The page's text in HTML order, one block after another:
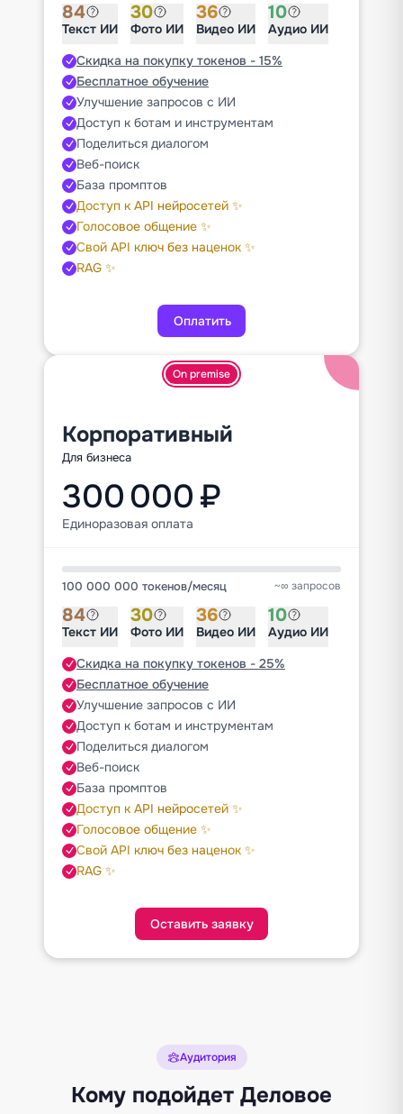
84
Текст ИИ
30
Фото ИИ
36
Видео ИИ
10
Аудио ИИ
Скидка на покупку токенов - 15%
Бесплатное обучение
Улучшение запросов с ИИ
Доступ к ботам и инструментам
Поделиться диалогом
Веб-поиск
База промптов
Доступ к API нейросетей ✨
Голосовое общение ✨
Свой API ключ без наценок ✨
RAG ✨
Оплатить
On premise
Корпоративный
Для бизнеса
300 000 ₽
Единоразовая оплата
100 000 000 токенов/месяц ~∞ запросов
84
Текст ИИ
30
Фото ИИ
36
Видео ИИ
10
Аудио ИИ
Скидка на покупку токенов - 25%
Бесплатное обучение
Улучшение запросов с ИИ
Доступ к ботам и инструментам
Поделиться диалогом
Веб-поиск
База промптов
Доступ к API нейросетей ✨
Голосовое общение ✨
Свой API ключ без наценок ✨
RAG ✨
Оставить заявку
Аудитория
Кому подойдет Деловое